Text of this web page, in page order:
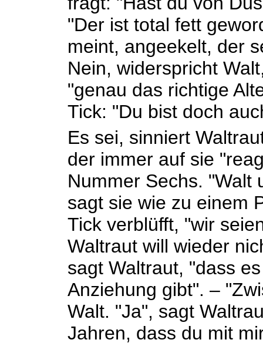
"Der ist total fett
meint, angeekelt, der
Nein, widerspricht
"genau das richtige
Tick: "Du bist doch
Es sei, sinniert
der immer auf sie
Nummer Sechs. "Walt
sagt sie wie zu einem
Tick verblüfft, "wir
Waltraut will wieder
sagt Waltraut, "dass
Anziehung gibt". –
Walt. "Ja", sagt
Jahren, dass du mit